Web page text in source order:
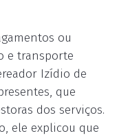
ou
e transporte
Izídio de
que
dos serviços.
ele explicou que